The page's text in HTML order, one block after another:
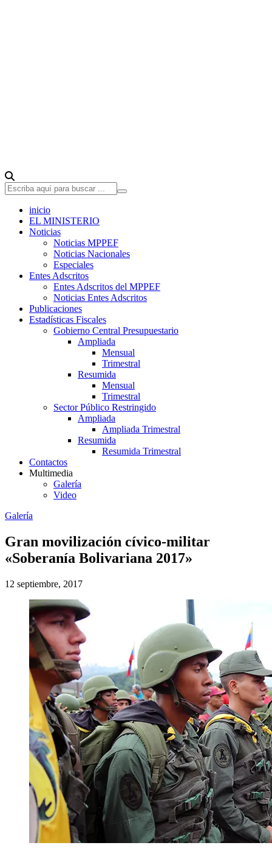
inicio
EL MINISTERIO
Noticias
Noticias MPPEF
Noticias Nacionales
Especiales
Entes Adscritos
Entes Adscritos del MPPEF
Noticias Entes Adscritos
Publicaciones
Estadísticas Fiscales
Gobierno Central Presupuestario
Ampliada
Mensual
Trimestral
Resumida
Mensual
Trimestral
Sector Público Restringido
Ampliada
Ampliada Trimestral
Resumida
Resumida Trimestral
Contactos
Multimedia
Galería
Video
Galería
Gran movilización cívico-militar
«Soberanía Bolivariana 2017»
12 septiembre, 2017